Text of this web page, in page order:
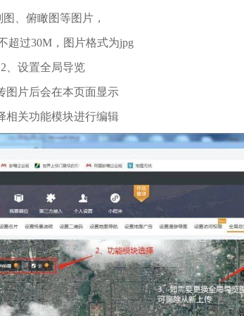
图、俯瞰图等图片，
超过30M，图片格式为jpg
2、设置全局导览
图片后会在本页面显示
相关功能模块进行编辑